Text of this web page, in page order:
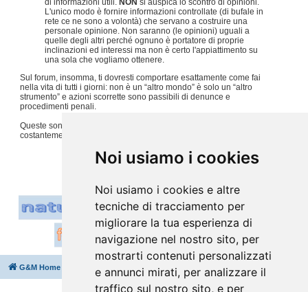
Noi usiamo i cookies
Noi usiamo i cookies e altre
tecniche di tracciamento per
migliorare la tua esperienza di
navigazione nel nostro sito, per
mostrarti contenuti personalizzati
e annunci mirati, per analizzare il
traffico sul nostro sito, e per
di informazioni utili. NON si auspica lo scontro di opinioni.
L'unico modo è fornire informazioni controllate (di bufale in
rete ce ne sono a volontà) che servano a costruire una
personale opinione. Non saranno (le opinioni) uguali a
quelle degli altri perché ognuno è portatore di proprie
inclinazioni ed interessi ma non è certo l'appiattimento su
una sola che vogliamo ottenere.
Sul forum, insomma, ti dovresti comportare esattamente come fai
nella vita di tutti i giorni: non è un “altro mondo” è solo un “altro
strumento” e azioni scorrette sono passibili di denunce e
procedimenti penali.
Queste sono solo alcune regole, per tutto il resto usiamo
costantemente
G&M Home Tutti gli orari sonoUTC+02:00
Cancella cookie